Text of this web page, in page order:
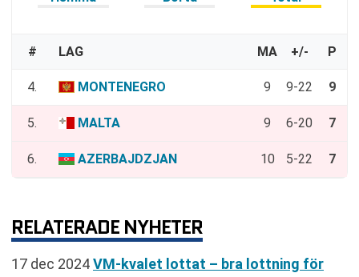
# LAG MA +/- P
4. MONTENEGRO 9 9-22 9
5. MALTA 9 6-20 7
6. AZERBAJDZJAN 10 5-22 7
RELATERADE NYHETER
17 dec 2024VM-kvalet lottat – bra lottning för